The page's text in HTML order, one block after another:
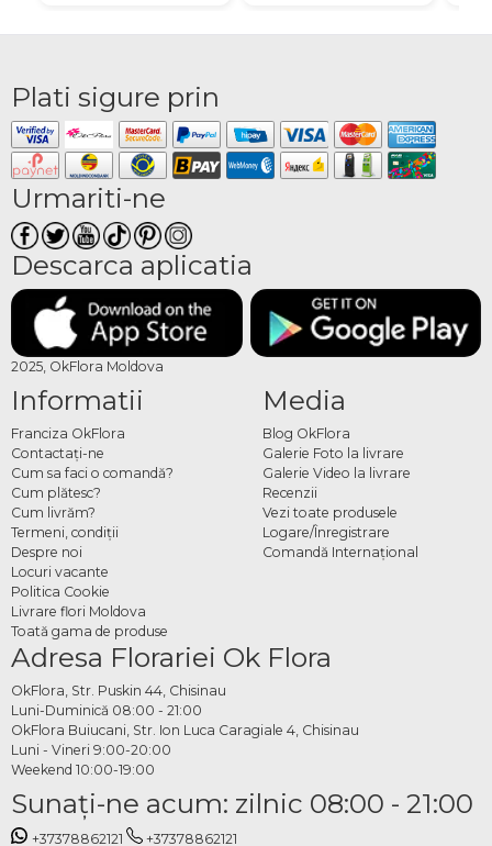
Plati sigure prin
Urmariti-ne
Descarca aplicatia
2025, OkFlora Moldova
Informatii
Franciza OkFlora
Contactaţi-ne
Cum sa faci o comandă?
Cum plătesc?
Cum livrăm?
Termeni, condiţii
Despre noi
Locuri vacante
Politica Cookie
Livrare flori Moldova
Toată gama de produse
Media
Blog OkFlora
Galerie Foto la livrare
Galerie Video la livrare
Recenzii
Vezi toate produsele
Logare/Înregistrare
Comandă Internațional
Adresa Florariei Ok Flora
OkFlora, Str. Puskin 44, Chisinau
Luni-Duminică 08:00 - 21:00
OkFlora Buiucani, Str. Ion Luca Caragiale 4, Chisinau
Luni - Vineri 9:00-20:00
Weekend 10:00-19:00
Sunaţi-ne acum: zilnic 08:00 - 21:00
+37378862121 +37378862121